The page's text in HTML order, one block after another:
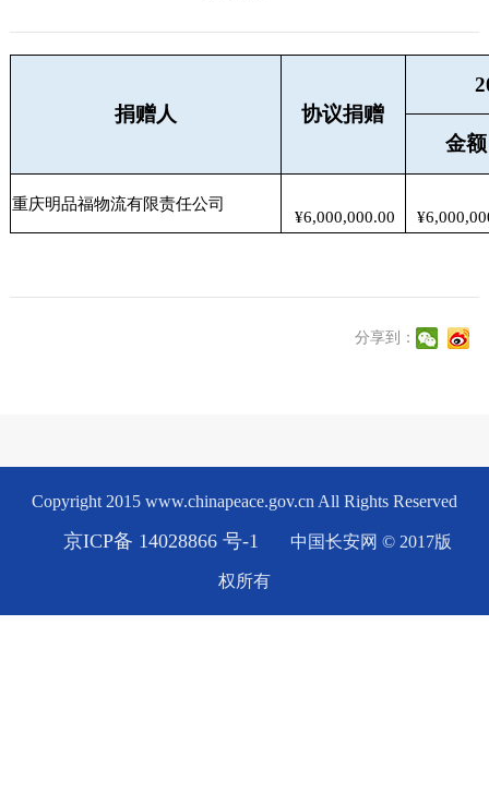
捐赠人 协议捐赠
金额
重庆明品福物流有限责任公司
¥6,000,000.00
分享到：
Copyright 2015 www.chinapeace.gov.cn All Rights Reserved
京ICP备 14028866 号-1 中国长安网 © 2017版
权所有